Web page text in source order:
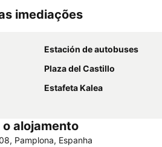
imediações
Estación de autobuses
Plaza del Castillo
Estafeta Kalea
alojamento
Pamplona, Espanha